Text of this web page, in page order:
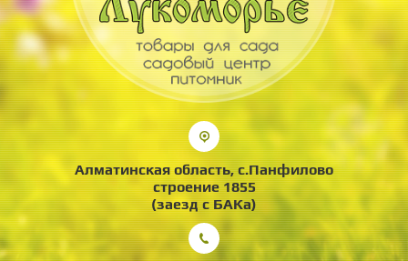
Алматинская область, с.Панфилово
строение 1855
(заезд с БАКа)